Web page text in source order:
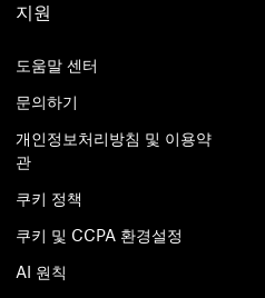
지원
도움말 센터
문의하기
개인정보처리방침 및 이용약
관
쿠키 정책
쿠키 및 CCPA 환경설정
AI 원칙